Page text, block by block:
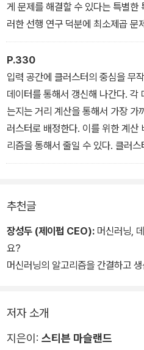
게 문제를 해결할 수 있다는 특별한
러한 선행 연구 덕분에 최소제곱 문
집합들이 생겨났다. 그중에 하나는
(LM, Levenberg-Marquardt) 방법
알고리즘(trust region
고리즘을 유도하고, 왜 최소제곱 문
다.
P.330
입력 공간에 클러스터의 중심을 무
데이터를 통해서 갱신해 나간다. 각
는지는 거리 계산을 통해서 가장 가
러스터로 배정한다. 이를 위한 계
리즘을 통해서 줄일 수 있다. 클러
대해서 평균을 구하고 클러스터의
추천글
장성두 (제이펍 CEO): 머신러닝,
요?
머신러닝의 알고리즘을 간결하고
바랍니다.
저자 소개
지은이: 스티븐 마슬랜드